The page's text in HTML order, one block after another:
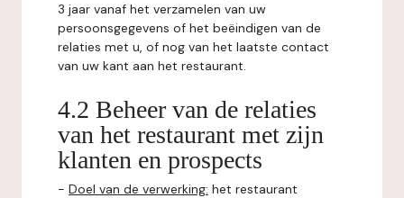
3 jaar vanaf het verzamelen van uw
persoonsgegevens of het beëindigen van de
relaties met u, of nog van het laatste contact
van uw kant aan het restaurant.
4.2 Beheer van de relaties
van het restaurant met zijn
klanten en prospects
- Doel van de verwerking: het restaurant